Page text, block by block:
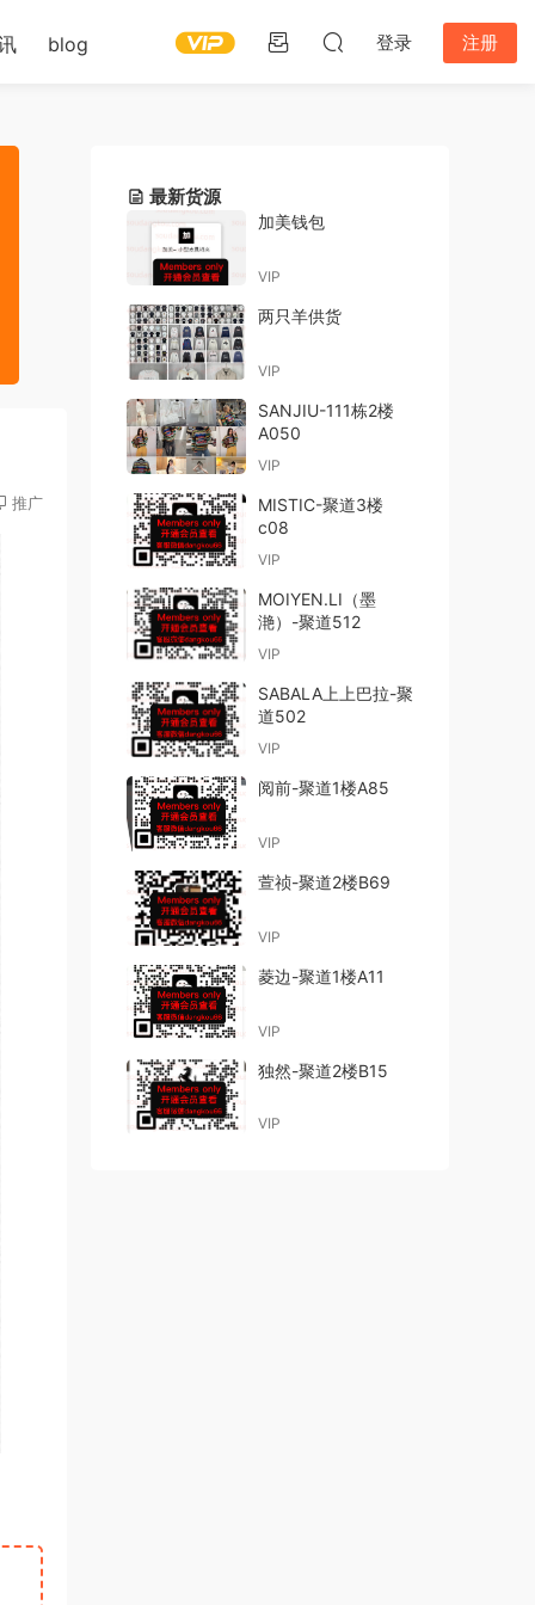
blog 登录 注册
推广
最新货源
加美钱包
VIP
两只羊供货
VIP
SANJIU-111栋2楼
A050
VIP
MISTIC-聚道3楼
c08
VIP
MOIYEN.LI（墨
滟）-聚道512
VIP
SABALA上上巴拉-聚
道502
VIP
阅前-聚道1楼A85
VIP
萱祯-聚道2楼B69
VIP
菱边-聚道1楼A11
VIP
独然-聚道2楼B15
VIP